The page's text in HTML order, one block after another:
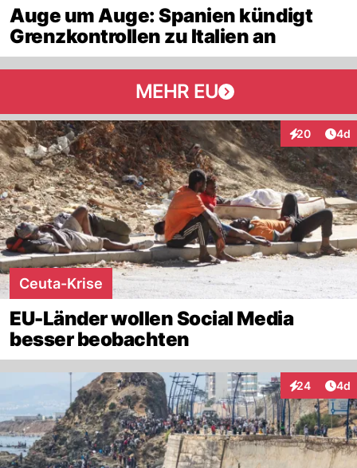
Auge um Auge: Spanien kündigt
Grenzkontrollen zu Italien an
MEHR EU
20
Interaktionen
4d
Ceuta-Krise
EU-Länder wollen Social Media
besser beobachten
24
Interaktionen
4d